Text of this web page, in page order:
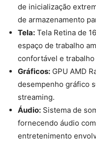
de inicialização
de armazenamento
Tela: Tela Retina de
espaço de trabalho
confortável e
Gráficos: GPU AMD
desempenho gráfico
streaming.
Áudio: Sistema de
fornecendo áudio
entretenimento